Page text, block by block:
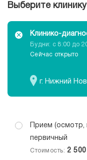
Выберите клинику
Клинико-
Будни: c 8:00 до
Cейчас открыто
г. Нижний
Прием (осмотр,
первичный
Стоимость: 2 500